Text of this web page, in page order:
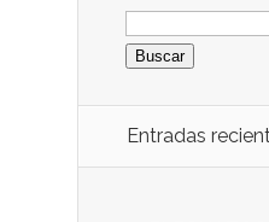
Buscar:
Entradas